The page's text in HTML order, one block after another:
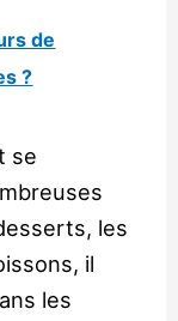
de
?
se
les
il
les